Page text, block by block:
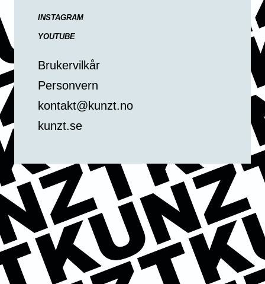
INSTAGRAM
YOUTUBE
Brukervilkår
Personvern
kontakt@kunzt.no
kunzt.se